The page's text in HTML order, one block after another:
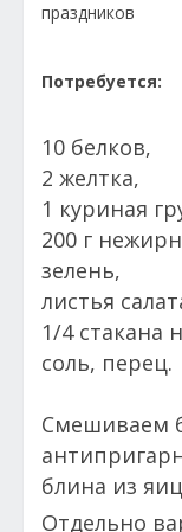
праздников
Потребуется:
10 белков,
2 желтка,
1 куриная
200 г
зелень,
листья
1/4 стакана
соль, перец.
Смешиваем
блина из
Отдельно